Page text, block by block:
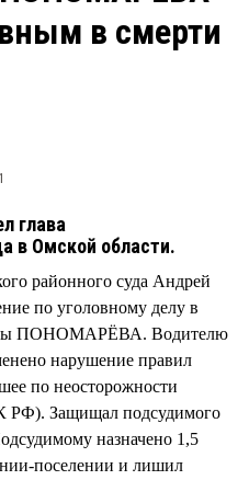
Архивв смерти
глава
в Омской области.
районного суда Андрей
по уголовному делу в
ПОНОМАРЁВА. Водителю
нарушение правил
по неосторожности
РФ). Защищал подсудимого
назначено 1,5
поселении и лишил